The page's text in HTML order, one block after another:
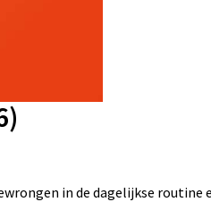
in de dagelijkse